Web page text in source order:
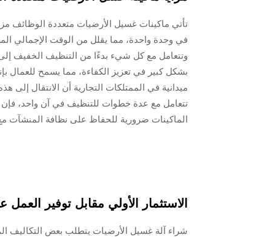
تأتي ماكينات غسيل الأرضيات متعددة الوظائف
في وحدة واحدة، مما يقلل من الوقت الإجمالي
وتتعامل مع كل شيء بدءًا من التنظيف الخفيف
بشكل كبير في تعزيز الكفاءة، مما يسمح للعمال
تتعامل مع عدة خطوات للتنظيف في آن واحد،
الماكينات ضرورية للحفاظ على نظافة المنشآت
الاستثمار الأولي مقابل توفير
شراء آلة غسيل الأرضيات يتطلب بعض التكاليف